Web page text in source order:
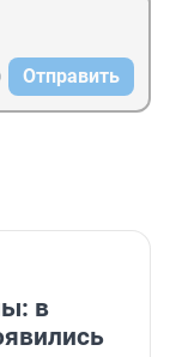
Отправить
в